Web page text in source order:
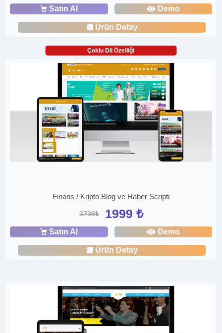
Satın Al Demo
Ürün Detay
Çoklu Dil Özelliği
Finans / Kripto Blog ve Haber Scripti
3798₺ 1999 ₺
Satın Al Demo
Ürün Detay